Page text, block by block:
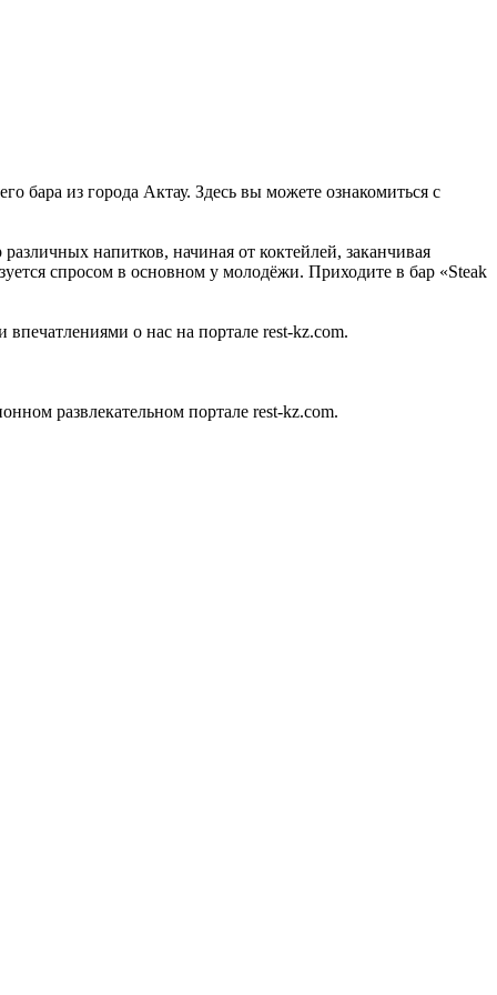
бара из города Актау. Здесь вы можете ознакомиться с
напитков, начиная от коктейлей, заканчивая
спросом в основном у молодёжи. Приходите в бар «Steak
о нас на портале rest-kz.com.
развлекательном портале rest-kz.com.